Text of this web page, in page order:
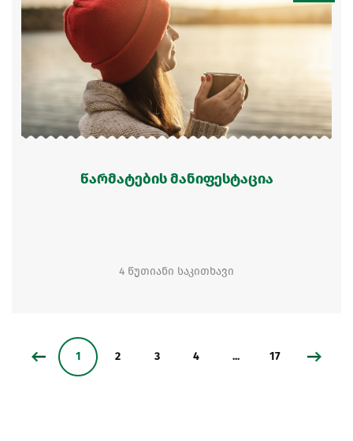
წარმატების მანიფესტაცია
4 წუთიანი საკითხავი
1 2 3 4 ... 17